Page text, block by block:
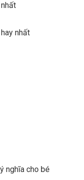
nhất
nghĩa cho bé